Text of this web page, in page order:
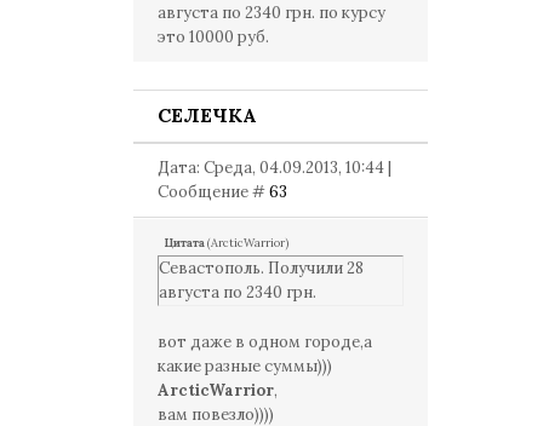
августа по 2340 грн. по курсу
это 10000 руб.
СЕЛЕЧКА
Дата: Среда, 04.09.2013, 10:44 |
Сообщение #63
Цитата(ArcticWarrior)
Севастополь. Получили 28
августа по 2340 грн.
вот даже в одном городе,а
какие разные суммы)))
ArcticWarrior,
вам повезло))))